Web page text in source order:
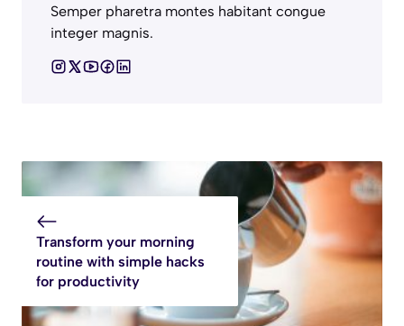
Semper pharetra montes habitant congue
integer magnis.
Transform your morning
routine with simple hacks
for productivity